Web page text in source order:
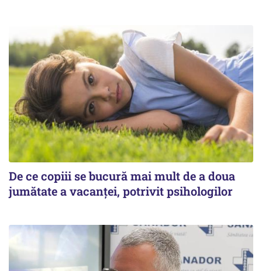
De ce copiii se bucură mai mult de a doua
jumătate a vacanței, potrivit psihologilor